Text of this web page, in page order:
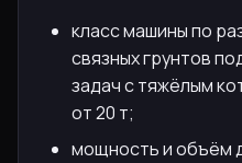
класс машины по
связных грунтов
задач с тяжёлым
от 20 т;
мощность и объём